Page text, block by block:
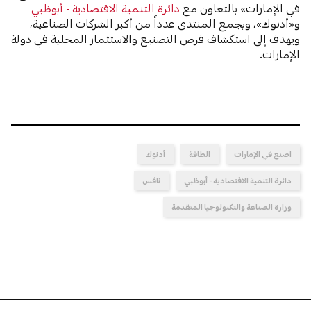
في الإمارات» بالتعاون مع دائرة التنمية الاقتصادية - أبوظبي
و«أدنوك»، ويجمع المنتدى عدداً من أكبر الشركات الصناعية،
ويهدف إلى استكشاف فرص التصنيع والاستثمار المحلية في دولة
الإمارات.
اصنع في الإمارات الطاقة أدنوك
دائرة التنمية الاقتصادية - أبوظبي نافس
وزارة الصناعة والتكنولوجيا المتقدمة